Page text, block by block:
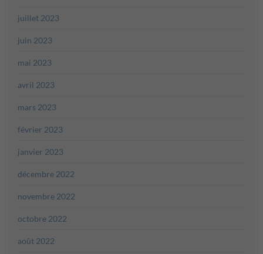
juillet 2023
juin 2023
mai 2023
avril 2023
mars 2023
février 2023
janvier 2023
décembre 2022
novembre 2022
octobre 2022
août 2022